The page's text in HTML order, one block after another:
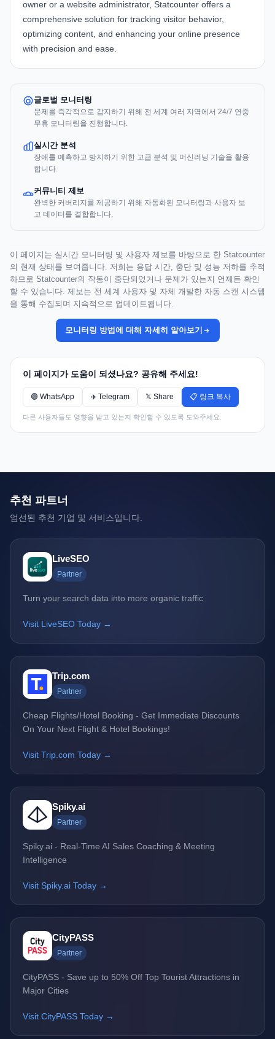
owner or a website administrator, Statcounter offers a
comprehensive solution for tracking visitor behavior,
optimizing content, and enhancing your online presence
with precision and ease.
글로벌 모니터링
문제를 즉각적으로 감지하기 위해 전 세계 여러 지역에서 24/7 연중
무휴 모니터링을 진행합니다.
실시간 분석
장애를 예측하고 방지하기 위한 고급 분석 및 머신러닝 기술을 활용
합니다.
커뮤니티 제보
완벽한 커버리지를 제공하기 위해 자동화된 모니터링과 사용자 보
고 데이터를 결합합니다.
이 페이지는 실시간 모니터링 및 사용자 제보를 바탕으로 한 Statcounter
의 현재 상태를 보여줍니다. 저희는 응답 시간, 중단 및 성능 저하를 추적
하므로 Statcounter의 작동이 중단되었거나 문제가 있는지 언제든 확인
할 수 있습니다. 제보는 전 세계 사용자 및 자체 개발한 자동 스캔 시스템
을 통해 수집되며 지속적으로 업데이트됩니다.
모니터링 방법에 대해 자세히 알아보기
이 페이지가 도움이 되셨나요? 공유해 주세요!
🟢 WhatsApp ✈️ Telegram 𝕏 Share 📋 링크 복사
다른 사용자들도 영향을 받고 있는지 확인할 수 있도록 도와주세요.
추천 파트너
엄선된 추천 기업 및 서비스입니다.
LiveSEO
Partner
Turn your search data into more organic traffic
Visit LiveSEO Today →
Trip.com
Partner
Cheap Flights/Hotel Booking - Get Immediate Discounts
On Your Next Flight & Hotel Bookings!
Visit Trip.com Today →
Spiky.ai
Partner
Spiky.ai - Real-Time AI Sales Coaching & Meeting
Intelligence
Visit Spiky.ai Today →
CityPASS
Partner
CityPASS - Save up to 50% Off Top Tourist Attractions in
Major Cities
Visit CityPASS Today →